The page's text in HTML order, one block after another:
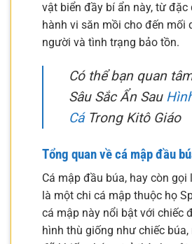
vật biển đầy bí ẩn này, từ đặc
hành vi săn mồi cho đến mối
người và tình trạng bảo tồn.
Có thể bạn quan
Sâu Sắc Ẩn Sau
CáTrong Kitô Giáo
Tổng quan về cá mập đầu
Cá mập đầu búa, hay còn gọi
là một chi cá mập thuộc họ
cá mập này nổi bật với chiếc
hình thù giống như chiếc